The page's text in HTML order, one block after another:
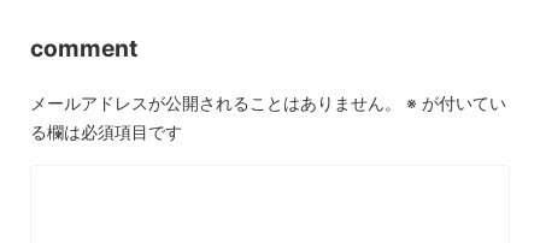
comment
メールアドレスが公開されることはありません。 ※ が付いてい
る欄は必須項目です